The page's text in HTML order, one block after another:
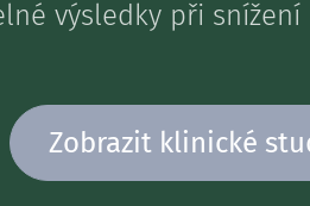
výsledky při
Zobrazit klinické